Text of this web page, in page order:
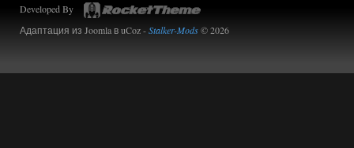
Developed By
Адаптация из Joomla в uCoz -Stalker-Mods© 2026